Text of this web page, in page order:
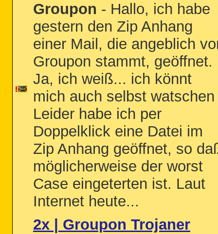
Groupon - Hallo, ich habe
gestern den Zip Anhang
einer Mail, die angeblich
Groupon stammt, geöffnet.
Ja, ich weiß... ich könnt
mich auch selbst
Leider habe ich per
Doppelklick eine Datei im
Zip Anhang geöffnet, so
möglicherweise der worst
Case eingeterten ist. Laut
Internet heute...
2x | Groupon Trojaner